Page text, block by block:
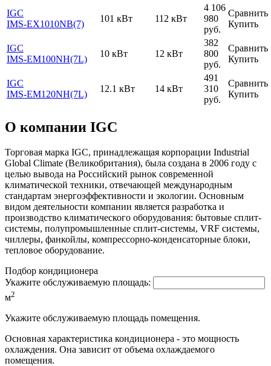
IGC
IMS-EX1010NB(7)
101 кВт 112 кВт
4 106
980
руб.
Сравнить
Купить
IGC
IMS-EM100NH(7L)
10 кВт 12 кВт
382
800
руб.
Сравнить
Купить
IGC
IMS-EM120NH(7L)
12.1 кВт 14 кВт
491
310
руб.
Сравнить
Купить
О компании IGC
Торговая марка IGC, принадлежащая корпорации Industrial
Global Climate (Великобритания), была создана в 2006 году с
целью вывода на Российский рынок современной
климатической техники, отвечающей международным
стандартам энергоэффективности и экологии. Основным
видом деятельности компании является разработка и
производство климатического оборудования: бытовые сплит-
системы, полупромышленные сплит-системы, VRF системы,
чиллеры, фанкойлы, компрессорно-конденсаторные блоки,
тепловое оборудование.
Подбор кондиционера
Укажите обслуживаемую площадь:
м2
Укажите обслуживаемую площадь помещения.
Основная характеристика кондиционера - это мощность
охлаждения. Она зависит от объема охлаждаемого
помещения.